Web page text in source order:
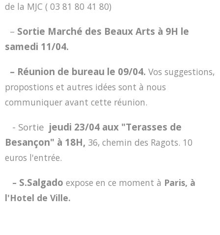
de la MJC ( 03 81 80 41 80)
– Sortie Marché des Beaux Arts à 9H le
samedi 11/04.
– Réunion de bureau le 09/04. Vos suggestions,
propostions et autres idées sont à nous
communiquer avant cette réunion.
- Sortie jeudi 23/04 aux "Terasses de
Besançon" à 18H, 36, chemin des Ragots. 10
euros l'entrée.
– S.Salgado expose en ce moment à Paris, à
l'Hotel de Ville.